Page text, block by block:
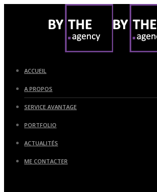
ACCUEIL
A PROPOS
SERVICE AVANTAGE
PORTFOLIO
ACTUALITÉS
ME CONTACTER